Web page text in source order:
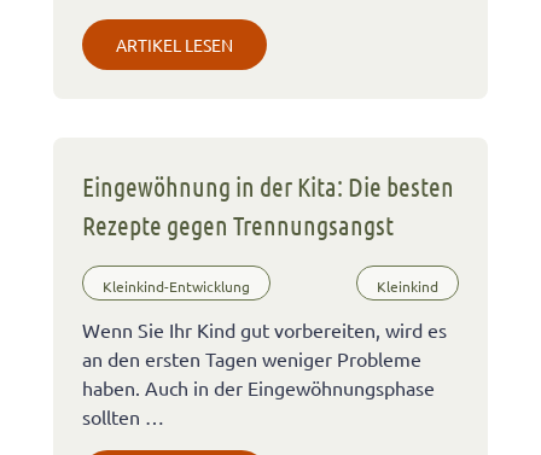
ARTIKEL LESEN
Eingewöhnung in der Kita: Die besten
Rezepte gegen Trennungsangst
Kleinkind-Entwicklung Kleinkind
Wenn Sie Ihr Kind gut vorbereiten, wird es
an den ersten Tagen weniger Probleme
haben. Auch in der Eingewöhnungsphase
sollten …